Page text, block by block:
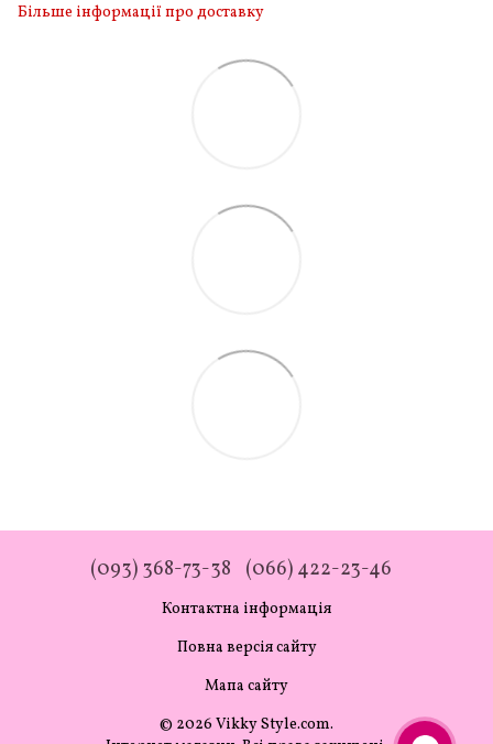
Більше інформації про доставку
(093) 368-73-38 (066) 422-23-46
Контактна інформація
Повна версія сайту
Мапа сайту
© 2026 Vikky Style.com.